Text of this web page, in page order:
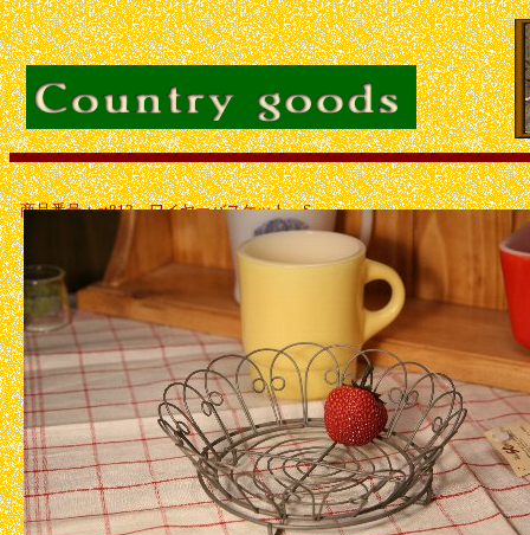
商品番号：ct813 ワイヤーバスケット S